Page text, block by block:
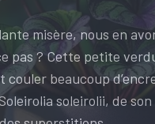
misère, nous en
pas ? Cette petite
couler beaucoup
soleirolii, de